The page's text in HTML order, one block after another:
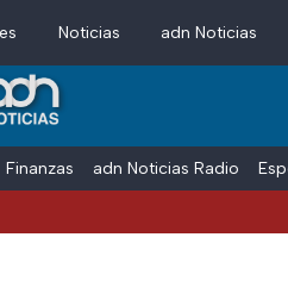
Noticias adn Noticias
Finanzas adn Noticias Radio